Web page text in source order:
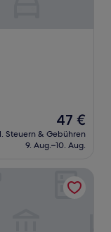
Der
Preis
beträgt
47 €
Steuern & Gebühren
9. Aug.–10. Aug.